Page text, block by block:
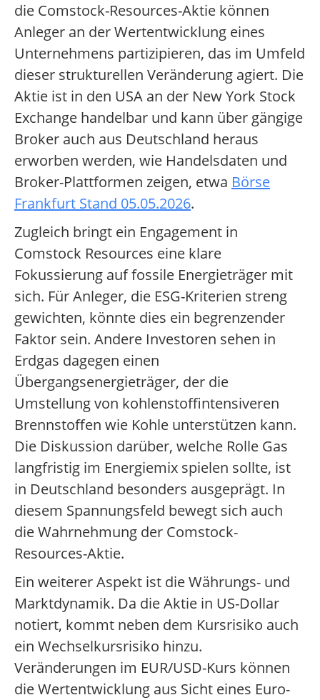
die Comstock-Resources-Aktie können
Anleger an der Wertentwicklung eines
Unternehmens partizipieren, das im Umfeld
dieser strukturellen Veränderung agiert. Die
Aktie ist in den USA an der New York Stock
Exchange handelbar und kann über gängige
Broker auch aus Deutschland heraus
erworben werden, wie Handelsdaten und
Broker-Plattformen zeigen, etwa Börse
Frankfurt Stand 05.05.2026.
Zugleich bringt ein Engagement in
Comstock Resources eine klare
Fokussierung auf fossile Energieträger mit
sich. Für Anleger, die ESG-Kriterien streng
gewichten, könnte dies ein begrenzender
Faktor sein. Andere Investoren sehen in
Erdgas dagegen einen
Übergangsenergieträger, der die
Umstellung von kohlenstoffintensiveren
Brennstoffen wie Kohle unterstützen kann.
Die Diskussion darüber, welche Rolle Gas
langfristig im Energiemix spielen sollte, ist
in Deutschland besonders ausgeprägt. In
diesem Spannungsfeld bewegt sich auch
die Wahrnehmung der Comstock-
Resources-Aktie.
Ein weiterer Aspekt ist die Währungs- und
Marktdynamik. Da die Aktie in US-Dollar
notiert, kommt neben dem Kursrisiko auch
ein Wechselkursrisiko hinzu.
Veränderungen im EUR/USD-Kurs können
die Wertentwicklung aus Sicht eines Euro-